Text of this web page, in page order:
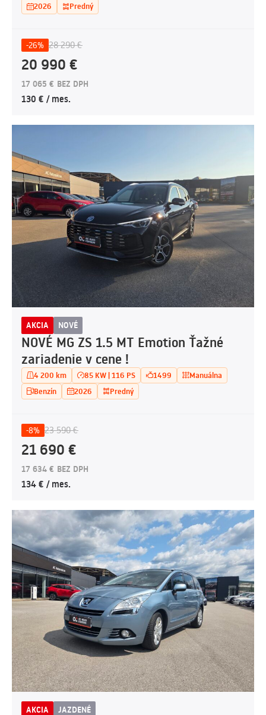
2026
Predný
-26% 28 290 €
20 990 €
17 065 € BEZ DPH
130 € / mes.
AKCIA NOVÉ
NOVÉ MG ZS 1.5 MT Emotion Ťažné
zariadenie v cene !
4 200 km 85 KW | 116 PS 1499
Manuálna
Benzín
2026 Predný
-8% 23 590 €
21 690 €
17 634 € BEZ DPH
134 € / mes.
AKCIA JAZDENÉ